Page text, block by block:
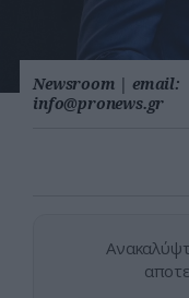
Newsroom | email:
info@pronews.gr